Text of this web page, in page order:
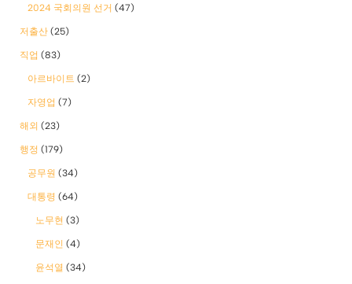
2024 국회의원 선거 (47)
저출산 (25)
직업 (83)
아르바이트 (2)
자영업 (7)
해외 (23)
행정 (179)
공무원 (34)
대통령 (64)
노무현 (3)
문재인 (4)
윤석열 (34)